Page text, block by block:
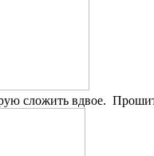
сложить вдвое.